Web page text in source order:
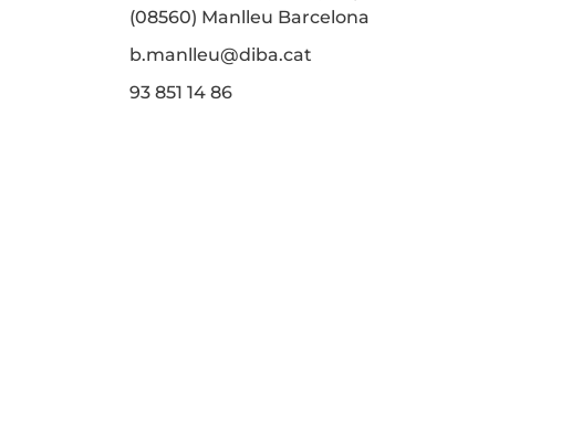
(08560) Manlleu Barcelona
b.manlleu@diba.cat
93 851 14 86